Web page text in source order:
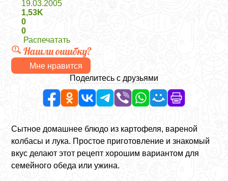
19.03.2005
1,53K
0
0
Распечатать
Нашли ошибку?
Мне нравится
Поделитесь с друзьями
Сытное домашнее блюдо из картофеля, вареной
колбасы и лука. Простое приготовление и знакомый
вкус делают этот рецепт хорошим вариантом для
семейного обеда или ужина.